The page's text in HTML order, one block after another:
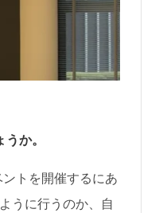
か。
トを開催するにあ
うに行うのか、自